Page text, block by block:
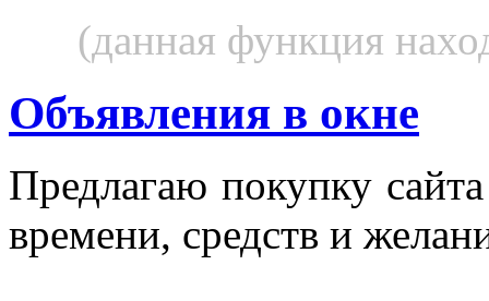
(данная функция
Объявления в окне
Пред­ла­гаю по­куп­ку
вре­мени, средств и